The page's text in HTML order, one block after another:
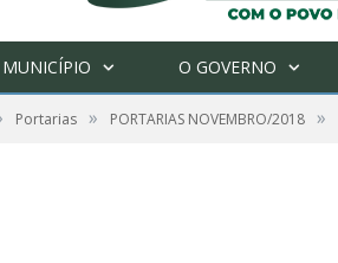
O GOVERNO
Portarias » PORTARIAS NOVEMBRO/2018 »